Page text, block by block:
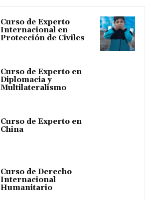
Curso de Experto
Internacional en
Protección de Civiles
Curso de Experto en
Diplomacia y
Multilateralismo
Curso de Experto en
China
Curso de Derecho
Internacional
Humanitario